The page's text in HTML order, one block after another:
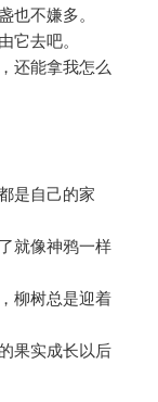
不嫌多。
去吧。
还能拿我怎么
是自己的家
就像神鸦一样
柳树总是迎着
果实成长以后